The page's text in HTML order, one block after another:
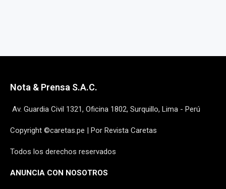
Nota & Prensa S.A.C.
Av. Guardia Civil 1321, Oficina 1802, Surquillo, Lima - Perú
Copyright ©caretas.pe | Por Revista Caretas
Todos los derechos reservados
ANUNCIA CON NOSOTROS